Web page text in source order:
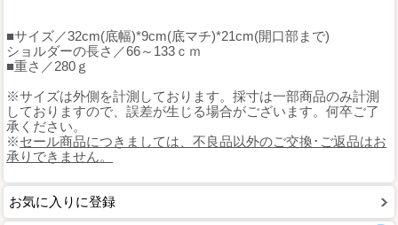
■サイズ／32cm(底幅)*9cm(底マチ)*21cm(開口部まで)
ショルダーの長さ／66～133ｃｍ
■重さ／280ｇ
※サイズは外側を計測しております。採寸は一部商品のみ計測
しておりますので、誤差が生じる場合がございます。何卒ご了
承ください。
※セール商品につきましては、不良品以外のご交換･ご返品はお
承りできません。
お気に入りに登録